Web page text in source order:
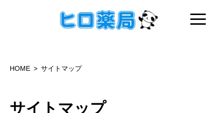
HOME サイトマップ
サイトマップ